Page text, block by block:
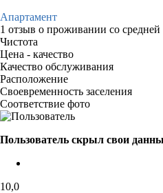
Апартамент
1 отзыв о проживании со средней
Чистота
Цена - качество
Качество обслуживания
Расположение
Своевременность заселения
Соответствие фото
Пользователь скрыл свои
10,0